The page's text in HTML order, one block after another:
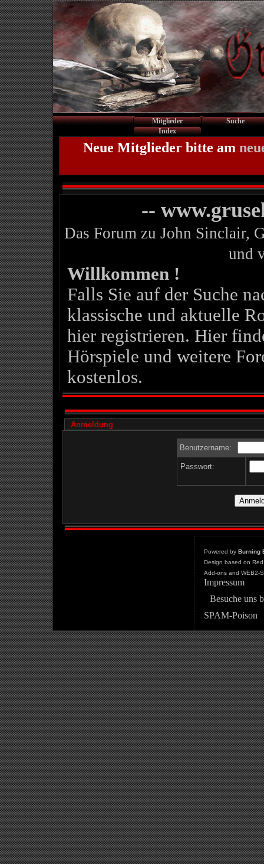
Mitglieder
Suche
Index
Neue Mitglieder bitte am
--
Das Forum zu John Sinclair,
und
Willkommen !
Falls Sie auf der Suche
klassische und aktuelle
hier registrieren. Hier
Hörspiele und weitere
kostenlos.
Anmeldung
Benutzername:
Passwort:
Powered by Burning
Design based on
Add-ons and WEB2-
Impressum
Besuche uns
SPAM-Poison